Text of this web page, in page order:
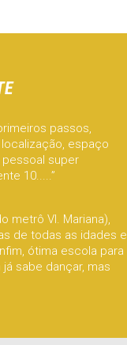
passos,
espaço
super
10.....”
metrô Vl. Mariana),
de todas as idades e
ótima escola para
sabe dançar, mas